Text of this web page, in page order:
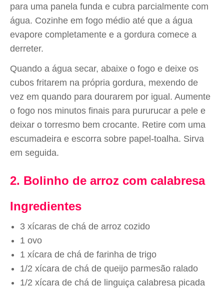
para uma panela funda e cubra parcialmente com
água. Cozinhe em fogo médio até que a água
evapore completamente e a gordura comece a
derreter.
Quando a água secar, abaixe o fogo e deixe os
cubos fritarem na própria gordura, mexendo de
vez em quando para dourarem por igual. Aumente
o fogo nos minutos finais para pururucar a pele e
deixar o torresmo bem crocante. Retire com uma
escumadeira e escorra sobre papel-toalha. Sirva
em seguida.
2. Bolinho de arroz com calabresa
Ingredientes
3 xícaras de chá de arroz cozido
1 ovo
1 xícara de chá de farinha de trigo
1/2 xícara de chá de queijo parmesão ralado
1/2 xícara de chá de linguiça calabresa picada